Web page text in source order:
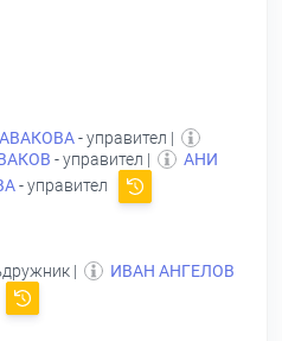
- управител |
- управител |
АНИ
- управител
|
ИВАН АНГЕЛОВ